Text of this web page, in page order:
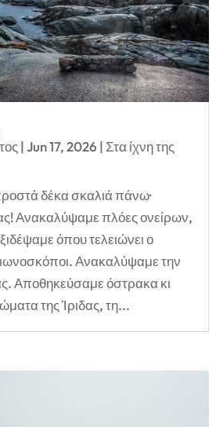
|Jun 17, 2026 | Στα ίχνη της
δέκα σκαλιά πάνω·
Ανακαλύψαμε πλόες ονείρων,
όπου τελειώνει ο
Ανακαλύψαμε την
Αποθηκεύσαμε όστρακα κι
της Ίριδας, τη...